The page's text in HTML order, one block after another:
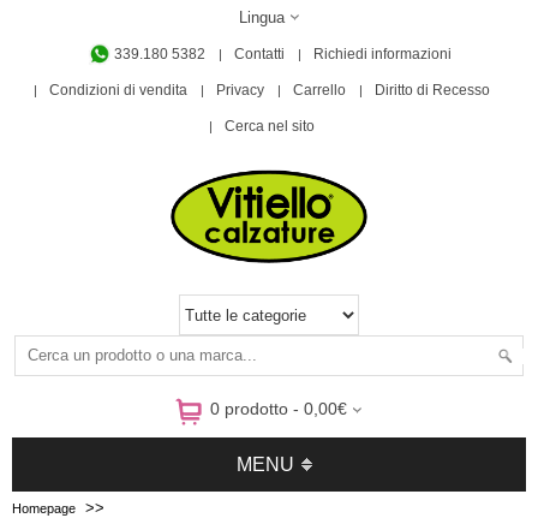
Lingua
339.180 5382 Contatti Richiedi informazioni
Condizioni di vendita Privacy Carrello Diritto di Recesso
Cerca nel sito
0 prodotto - 0,00€
MENU
Homepage >>